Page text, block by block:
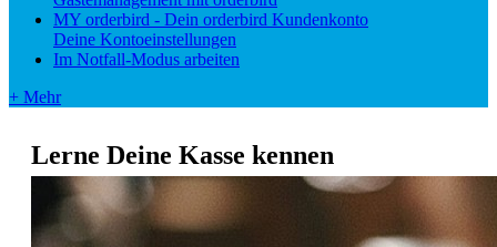
MY orderbird - Dein orderbird Kundenkonto
Deine Kontoeinstellungen
Im Notfall-Modus arbeiten
+ Mehr
Lerne Deine Kasse kennen